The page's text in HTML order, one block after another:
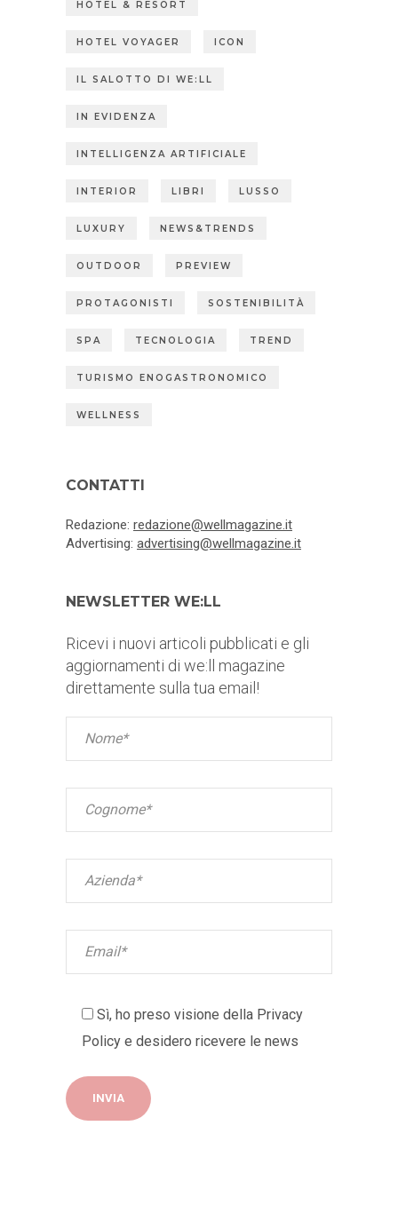
HOTEL & RESORT
HOTEL VOYAGER ICON
IL SALOTTO DI WE:LL
IN EVIDENZA
INTELLIGENZA ARTIFICIALE
INTERIOR LIBRI LUSSO
LUXURY NEWS&TRENDS
OUTDOOR PREVIEW
PROTAGONISTI SOSTENIBILITÀ
SPA TECNOLOGIA TREND
TURISMO ENOGASTRONOMICO
WELLNESS
CONTATTI
Redazione: redazione@wellmagazine.it
Advertising: advertising@wellmagazine.it
NEWSLETTER WE:LL
Ricevi i nuovi articoli pubblicati e gli
aggiornamenti di we:ll magazine
direttamente sulla tua email!
Sì, ho preso visione della Privacy
Policy e desidero ricevere le news